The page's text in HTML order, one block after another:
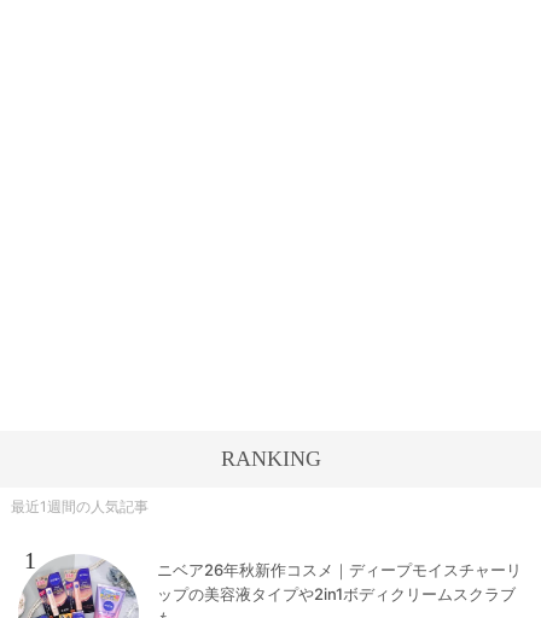
RANKING
最近1週間の人気記事
1
ニベア26年秋新作コスメ｜ディープモイスチャーリ
ップの美容液タイプや2in1ボディクリームスクラブ